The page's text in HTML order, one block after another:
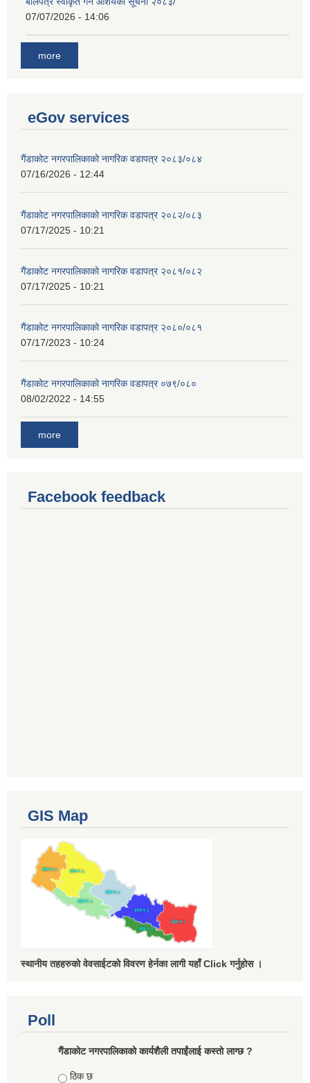
07/07/2026 - 14:06
more
eGov services
गैंडाकोट नगरपालिकाको नागरिक वडापत्र २०८३/०८४
07/16/2026 - 12:44
गैंडाकोट नगरपालिकाको नागरिक वडापत्र २०८२/०८३
07/17/2025 - 10:21
गैंडाकोट नगरपालिकाको नागरिक वडापत्र २०८१/०८२
07/17/2025 - 10:21
गैंडाकोट नगरपालिकाको नागरिक वडापत्र २०८०/०८१
07/17/2023 - 10:24
गैंडाकोट नगरपालिकाको नागरिक वडापत्र ०७९/०८०
08/02/2022 - 14:55
more
Facebook feedback
GIS Map
स्थानीय तहहरुको वेवसाईटको विवरण हेर्नका लागी यहाँ Click गर्नुहोस ।
Poll
गैंडाकोट नगरपालिकाको कार्यशैली तपाईंलाई कस्तो लाग्छ ?
Choices
ठिक छ